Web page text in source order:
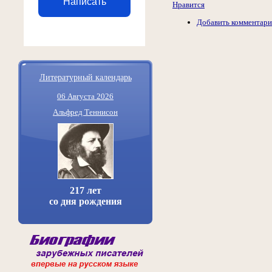
Литературный календарь
06 Августа 2026
Альфред Теннисон
217 лет
со дня рождения
Нравится
Добавить